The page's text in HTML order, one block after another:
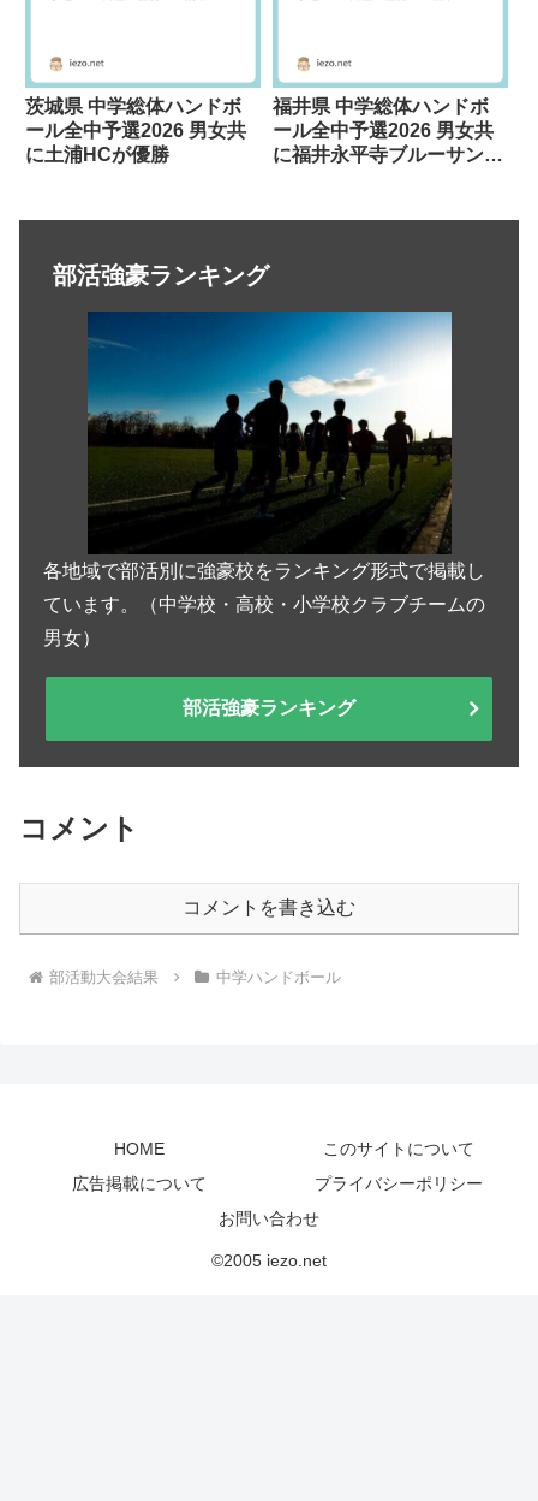
茨城県 中学総体ハンドボ
ール全中予選2026 男女共
に土浦HCが優勝
福井県 中学総体ハンドボ
ール全中予選2026 男女共
に福井永平寺ブルーサンダ
部活強豪ランキング
各地域で部活別に強豪校をランキング形式で掲載し
ています。（中学校・高校・小学校クラブチームの
男女）
部活強豪ランキング
コメント
コメントを書き込む
部活動大会結果 中学ハンドボール
HOME
このサイトについて
広告掲載について
プライバシーポリシー
お問い合わせ
©2005 iezo.net